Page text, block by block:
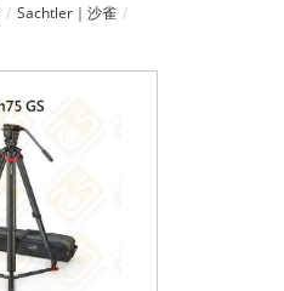
Sachtler｜沙雀